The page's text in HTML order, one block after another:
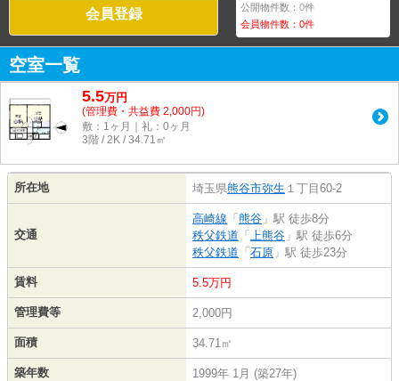
会員登録 公開物件数：0件
会員物件数：0件
空室一覧
5.5万円
(管理費・共益費 2,000円)
敷：1ヶ月｜礼：0ヶ月
3階 / 2K / 34.71㎡
所在地 埼玉県熊谷市弥生 １丁目60-2
交通
高崎線 「 熊谷 」駅 徒歩8分
秩父鉄道 「 上熊谷 」駅 徒歩6分
秩父鉄道 「 石原 」駅 徒歩23分
賃料 5.5万円
管理費等 2,000円
面積 34.71㎡
築年数 1999年 1月 (築27年)